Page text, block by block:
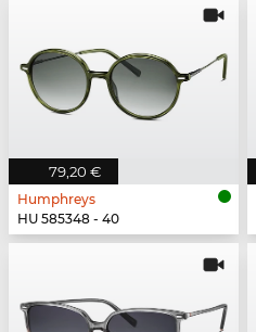
79,20 €
Humphreys
HU 585348 - 40